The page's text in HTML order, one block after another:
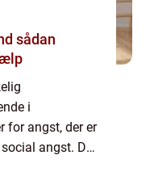
i
for angst, der er
angst. Der